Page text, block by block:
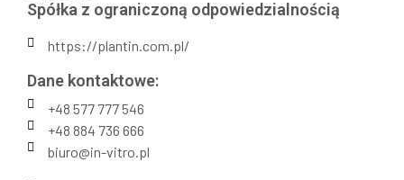
Spółka z ograniczoną odpowiedzialnością
https://plantin.com.pl/
Dane kontaktowe:
+48 577 777 546
+48 884 736 666
biuro@in-vitro.pl